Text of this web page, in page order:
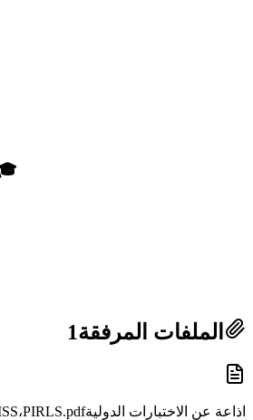
🎓
الملفات المرفقة1
اذاعة عن الاختبارات الدوليةPISA،TIMSS،PIRLS.pdf